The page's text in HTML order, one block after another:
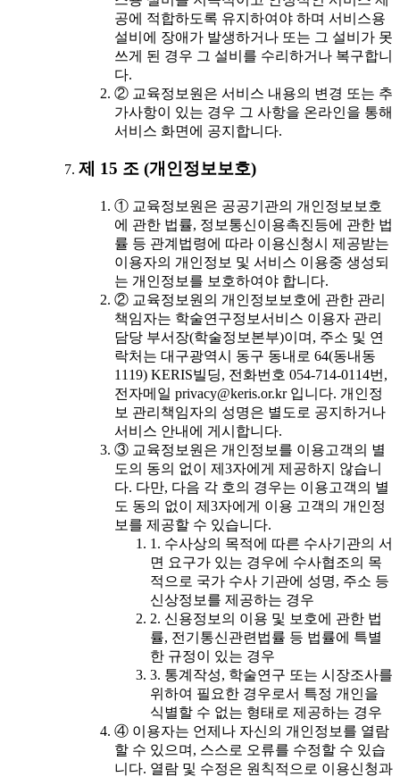
공에 적합하도록 유지하여야 하며 서비스용
설비에 장애가 발생하거나 또는 그 설비가 못
쓰게 된 경우 그 설비를 수리하거나 복구합니
다.
② 교육정보원은 서비스 내용의 변경 또는 추
가사항이 있는 경우 그 사항을 온라인을 통해
서비스 화면에 공지합니다.
제 15 조 (개인정보보호)
① 교육정보원은 공공기관의 개인정보보호
에 관한 법률, 정보통신이용촉진등에 관한 법
률 등 관계법령에 따라 이용신청시 제공받는
이용자의 개인정보 및 서비스 이용중 생성되
는 개인정보를 보호하여야 합니다.
② 교육정보원의 개인정보보호에 관한 관리
책임자는 학술연구정보서비스 이용자 관리
담당 부서장(학술정보본부)이며, 주소 및 연
락처는 대구광역시 동구 동내로 64(동내동
1119) KERIS빌딩, 전화번호 054-714-0114번,
전자메일 privacy@keris.or.kr 입니다. 개인정
보 관리책임자의 성명은 별도로 공지하거나
서비스 안내에 게시합니다.
③ 교육정보원은 개인정보를 이용고객의 별
도의 동의 없이 제3자에게 제공하지 않습니
다. 다만, 다음 각 호의 경우는 이용고객의 별
도 동의 없이 제3자에게 이용 고객의 개인정
보를 제공할 수 있습니다.
1. 수사상의 목적에 따른 수사기관의 서
면 요구가 있는 경우에 수사협조의 목
적으로 국가 수사 기관에 성명, 주소 등
신상정보를 제공하는 경우
2. 신용정보의 이용 및 보호에 관한 법
률, 전기통신관련법률 등 법률에 특별
한 규정이 있는 경우
3. 통계작성, 학술연구 또는 시장조사를
위하여 필요한 경우로서 특정 개인을
식별할 수 없는 형태로 제공하는 경우
④ 이용자는 언제나 자신의 개인정보를 열람
할 수 있으며, 스스로 오류를 수정할 수 있습
니다. 열람 및 수정은 원칙적으로 이용신청과